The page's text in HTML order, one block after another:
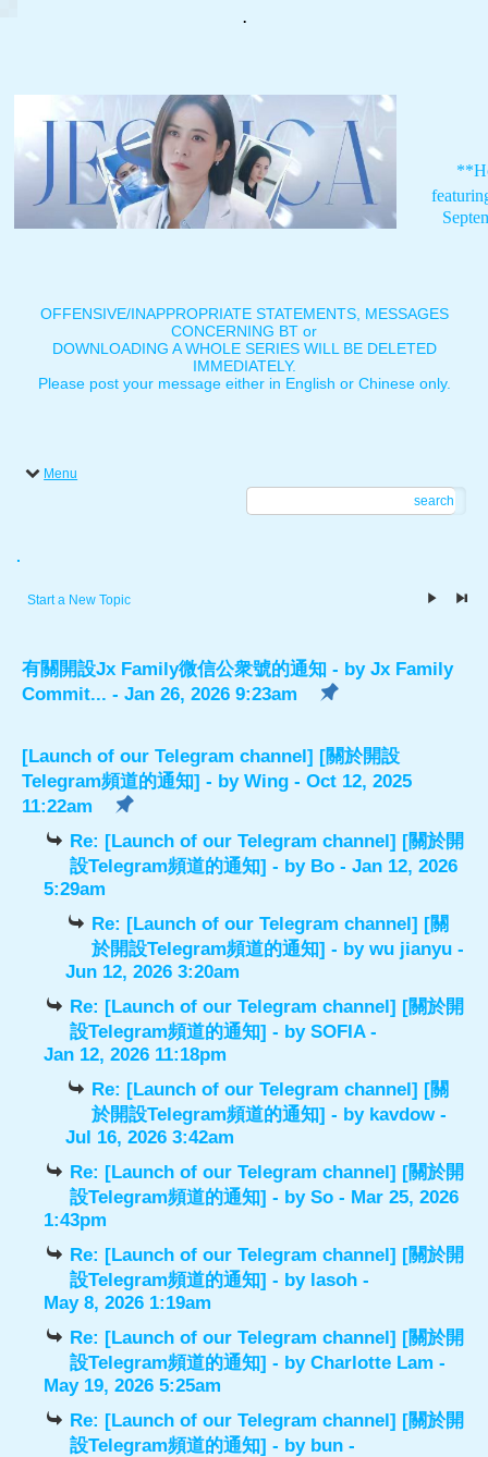
.
OFFENSIVE/INAPPROPRIATE STATEMENTS, MESSAGES
CONCERNING BT or
DOWNLOADING A WHOLE SERIES WILL BE DELETED
IMMEDIATELY.
Please post your message either in English or Chinese only.
Menu
search
.
Start a New Topic
有關開設Jx Family微信公衆號的通知 - by Jx Family
Commit... - Jan 26, 2026 9:23am
[Launch of our Telegram channel] [關於開設
Telegram頻道的通知] - by Wing - Oct 12, 2025
11:22am
Re: [Launch of our Telegram channel] [關於開
設Telegram頻道的通知] - by Bo - Jan 12, 2026
5:29am
Re: [Launch of our Telegram channel] [關
於開設Telegram頻道的通知] - bywu jianyu -
Jun 12, 2026 3:20am
Re: [Launch of our Telegram channel] [關於開
設Telegram頻道的通知] - bySOFIA-
Jan 12, 2026 11:18pm
Re: [Launch of our Telegram channel] [關
於開設Telegram頻道的通知] - by kavdow-
Jul 16, 2026 3:42am
Re: [Launch of our Telegram channel] [關於開
設Telegram頻道的通知] - bySo - Mar 25, 2026
1:43pm
Re: [Launch of our Telegram channel] [關於開
設Telegram頻道的通知] - by lasoh -
May 8, 2026 1:19am
Re: [Launch of our Telegram channel] [關於開
設Telegram頻道的通知] - byCharlotte Lam -
May 19, 2026 5:25am
Re: [Launch of our Telegram channel] [關於開
設Telegram頻道的通知] - by bun -